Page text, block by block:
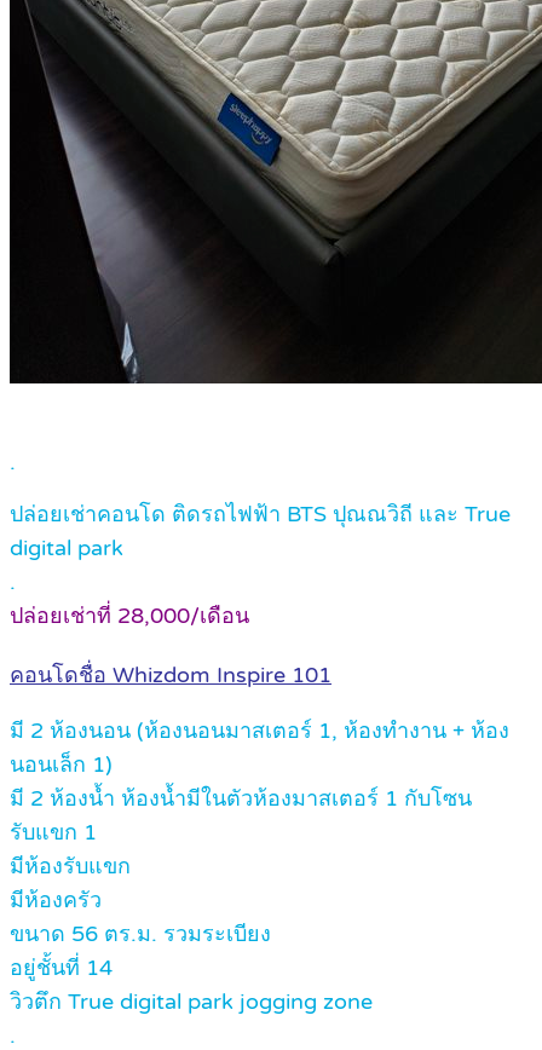
.
ปล่อยเช่าคอนโด ติดรถไฟฟ้า BTS ปุณณวิถี และ True
digital park
.
ปล่อยเช่าที่ 28,000/เดือน
คอนโดชื่อ Whizdom Inspire 101
มี 2 ห้องนอน (ห้องนอนมาสเตอร์ 1, ห้องทำงาน + ห้อง
นอนเล็ก 1)
มี 2 ห้องน้ำ ห้องน้ำมีในตัวห้องมาสเตอร์ 1 กับโซน
รับแขก 1
มีห้องรับแขก
มีห้องครัว
ขนาด 56 ตร.ม. รวมระเบียง
อยู่ชั้นที่ 14
วิวตึก True digital park jogging zone
.